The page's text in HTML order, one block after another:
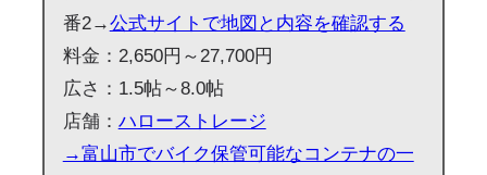
番2→公式サイトで地図と内容を確認する
料金：2,650円～27,700円
広さ：1.5帖～8.0帖
店舗： ハローストレージ
→富山市でバイク保管可能なコンテナの一